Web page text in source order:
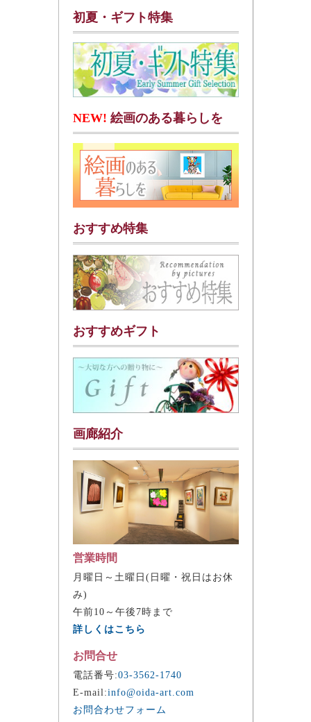
初夏・ギフト特集
NEW! 絵画のある暮らしを
おすすめ特集
おすすめギフト
画廊紹介
営業時間
月曜日～土曜日(日曜・祝日はお休
み)
午前10～午後7時まで
詳しくはこちら
お問合せ
電話番号:03-3562-1740
E-mail:info@oida-art.com
お問合わせフォーム